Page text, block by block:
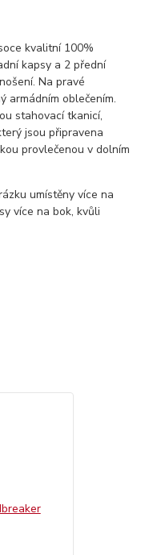
kvalitní 100%
kapsy a 2 přední
Na pravé
armádním oblečením.
stahovací tkanicí,
jsou připravena
provlečenou v dolním
umístěny více na
více na bok, kvůli